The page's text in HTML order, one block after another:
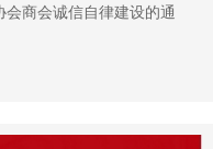
商会诚信自律建设的通